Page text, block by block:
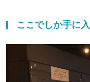
ここでしか手に